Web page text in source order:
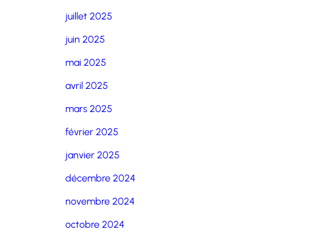
juillet 2025
juin 2025
mai 2025
avril 2025
mars 2025
février 2025
janvier 2025
décembre 2024
novembre 2024
octobre 2024